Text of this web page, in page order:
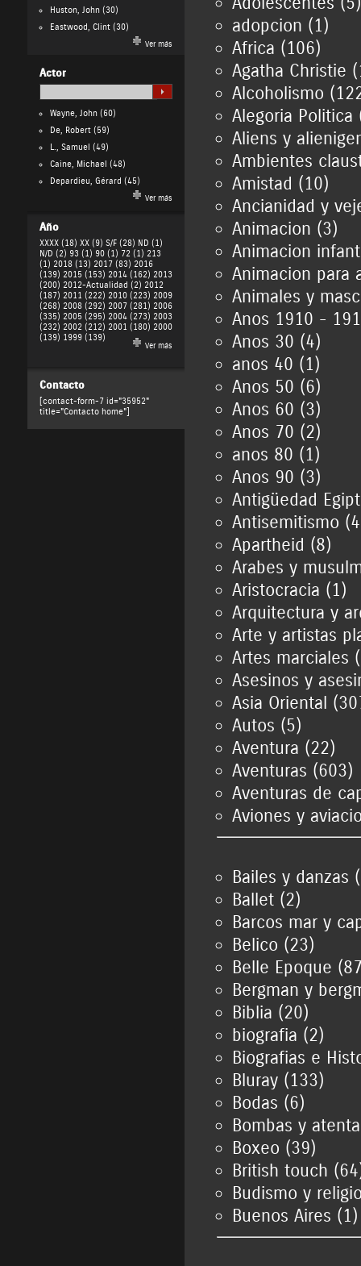
Huston, John(30)
Eastwood, Clint(30)
Ver más
Actor
Wayne, John(60)
De, Robert(59)
L., Samuel (49)
Caine, Michael (48)
Depardieu, Gérard (45)
Ver más
Año
XXXX (18) XX (9) S/F (28) ND (1)
N/D (2) 93 (1) 90 (1) 72 (1) 213
(1) 2018 (13) 2017 (83) 2016
(139) 2015 (153) 2014 (162) 2013
(200) 2012-Actualidad (2) 2012
(187) 2011 (222) 2010 (223) 2009
(268) 2008 (292) 2007 (281) 2006
(335) 2005 (295) 2004 (273) 2003
(232) 2002 (212) 2001 (180) 2000
(139) 1999 (139)
Ver más
Contacto
[contact-form-7 id="35952"
title="Contacto home"]
adopcion (1)
Africa (106)
Agatha Christie
Alcoholismo
Alegoria Politica
Aliens y
Ambientes
Amistad (10)
Ancianidad y
Animacion (3)
Animacion
Animacion para
Animales y
Anos 1910 -
Anos 30 (4)
anos 40 (1)
Anos 50 (6)
Anos 60 (3)
Anos 70 (2)
anos 80 (1)
Anos 90 (3)
Antigüedad
Antisemitismo
Apartheid (8)
Arabes y
Aristocracia (1)
Arquitectura y
Arte y artistas
Artes marciales
Asesinos y
Asia Oriental
Autos (5)
Aventura (22)
Aventuras (603)
Aventuras de
Aviones y
Bailes y danzas
Ballet (2)
Barcos mar y
Belico (23)
Belle Epoque
Bergman y
Biblia (20)
biografia (2)
Biografias e
Bluray (133)
Bodas (6)
Bombas y
Boxeo (39)
British touch
Budismo y
Buenos Aires (1)